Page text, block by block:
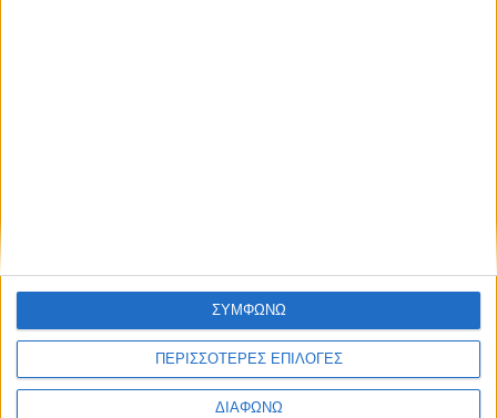
ΠΕΡΙΣΣΟΤΕΡΕΣ ΕΠΙΛΟΓΕΣ
ΔΙΑΦΩΝΩ
ΣΥΜΦΩΝΩ